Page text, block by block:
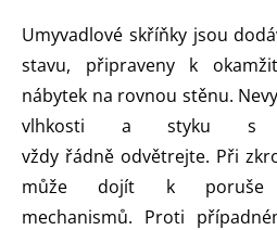
Umyvadlové skříňky jsou
stavu, připraveny k
nábytek na rovnou stěnu.
vlhkosti a styku s
vždy řádně odvětrejte. Při
může dojít k poruše
mechanismů. Proti